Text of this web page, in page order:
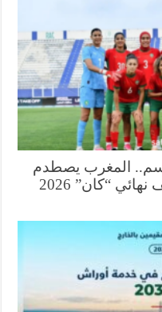
المغرب يصطدم
2026